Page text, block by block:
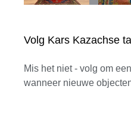
Volg Kars Kazachse
Mis het niet - volg om
wanneer nieuwe